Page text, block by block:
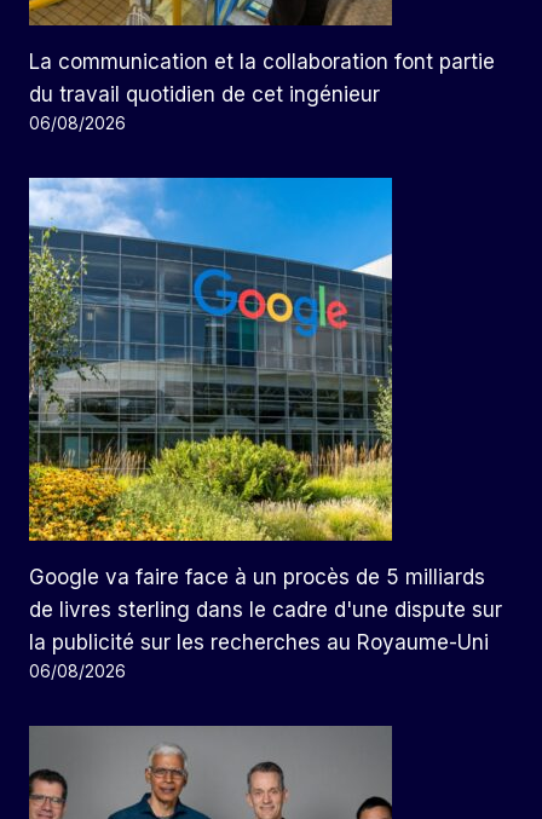
La communication et la collaboration font partie
du travail quotidien de cet ingénieur
06/08/2026
Google va faire face à un procès de 5 milliards
de livres sterling dans le cadre d'une dispute sur
la publicité sur les recherches au Royaume-Uni
06/08/2026